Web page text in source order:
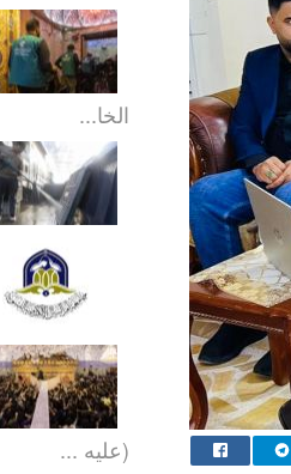
الخا...
(عليه ...